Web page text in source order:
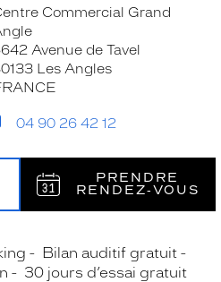
Commercial Grand
Avenue de Tavel
Les Angles
04 90 26 42 12
PRENDRE
RENDEZ‑VOUS
Bilan auditif gratuit
30 jours d’essai gratuit